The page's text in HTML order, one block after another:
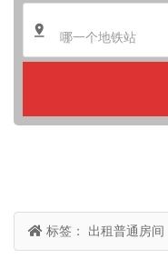
哪一个地铁站
标签： 出租普通房间